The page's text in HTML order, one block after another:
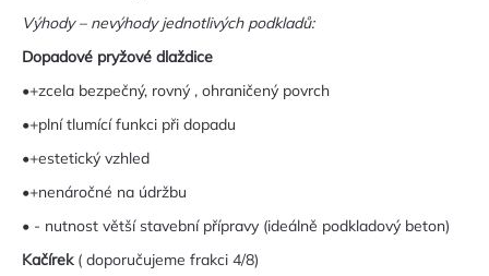
Výhody – nevýhody jednotlivých podkladů:
Dopadové pryžové dlaždice
•+zcela bezpečný, rovný , ohraničený povrch
•+plní tlumící funkci při dopadu
•+estetický vzhled
•+nenáročné na údržbu
• - nutnost větší stavební přípravy (ideálně podkladový beton)
Kačírek( doporučujeme frakci 4/8)